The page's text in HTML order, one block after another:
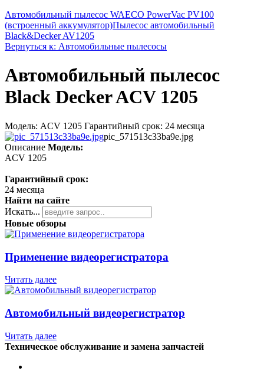
Автомобильный пылесос WAECO PowerVac PV100
(встроенный аккумулятор)Пылесос автомобильный
Black&Decker AV1205
Вернуться к: Автомобильные пылесосы
Автомобильный пылесос
Black Decker ACV 1205
Модель: ACV 1205 Гарантийный срок: 24 месяца
pic_571513c33ba9e.jpg
Описание Модель:
ACV 1205
Гарантийный срок:
24 месяца
Найти на сайте
Искать...
Новые обзоры
Применение видеорегистратора
Читать далее
Автомобильный видеорегистратор
Читать далее
Техническое обслуживание и замена запчастей